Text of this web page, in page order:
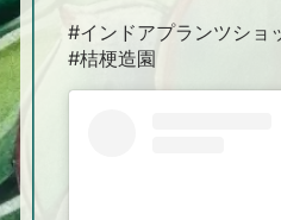
#インドアプランツショ
#桔梗造園